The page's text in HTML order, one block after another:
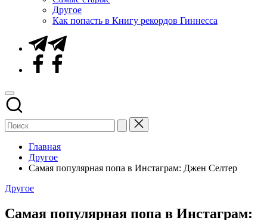
Другое
Как попасть в Книгу рекордов Гиннесса
Telegram
Facebook
Главная
Другое
Самая популярная попа в Инстаграм: Джен Селтер
Опубликовано
Другое
Самая популярная попа в Инстаграм: